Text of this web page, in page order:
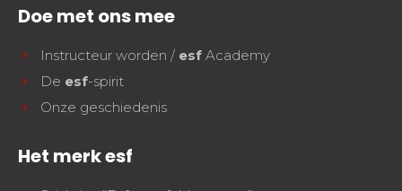
Doe met ons mee
Instructeur worden / esf Academy
De esf-spirit
Onze geschiedenis
Het merk esf